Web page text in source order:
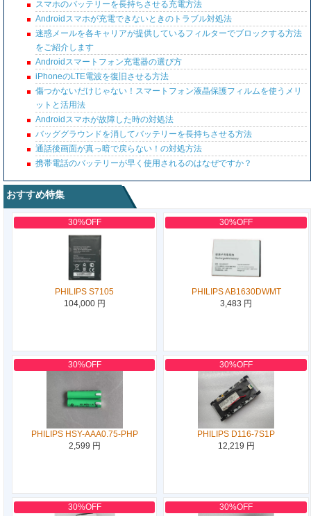
スマホのバッテリーを長持ちさせる充電方法
Androidスマホが充電できないときのトラブル対処法
迷惑メールを各キャリアが提供しているフィルターでブロックする方法
をご紹介します
Androidスマートフォン充電器の選び方
iPhoneのLTE電波を復旧させる方法
傷つかないだけじゃない！スマートフォン液晶保護フィルムを使うメリ
ットと活用法
Androidスマホが故障した時の対処法
バッググラウンドを消してバッテリーを長持ちさせる方法
通話後画面が真っ暗で戻らない！の対処方法
携帯電話のバッテリーが早く使用されるのはなぜですか？
おすすめ特集
30%OFF
PHILIPS S7105
104,000 円
30%OFF
PHILIPS AB1630DWMT
3,483 円
30%OFF
PHILIPS HSY-AAA0.75-PHP
2,599 円
30%OFF
PHILIPS D116-7S1P
12,219 円
30%OFF 30%OFF